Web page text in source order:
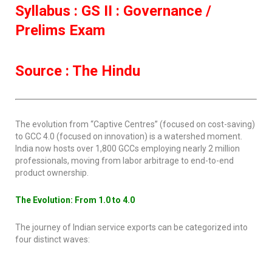
Syllabus : GS II : Governance /
Prelims Exam
Source : The Hindu
The evolution from “Captive Centres” (focused on cost-saving)
to GCC 4.0 (focused on innovation) is a watershed moment.
India now hosts over 1,800 GCCs employing nearly 2 million
professionals, moving from labor arbitrage to end-to-end
product ownership.
The Evolution: From 1.0 to 4.0
The journey of Indian service exports can be categorized into
four distinct waves: